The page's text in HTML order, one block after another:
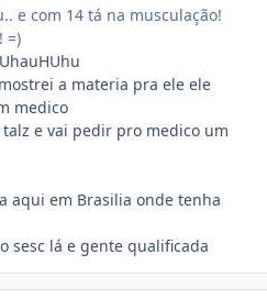
e com 14 tá na musculação!
=)
a materia pra ele ele
medico
e vai pedir pro medico um
aqui em Brasilia onde tenha
sesc lá e gente qualificada